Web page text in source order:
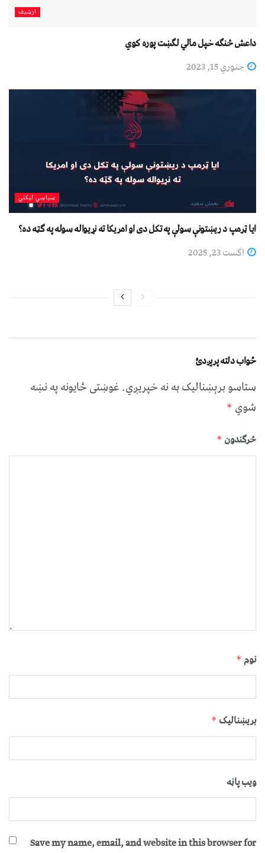
ارشیف
داعش څنګه خپل مالي لګښت پوره کوي
جنوري 15, 2023
سیاسي لیکني
ایا ټرمپ د ریښتونې سولې په تکل دی او امریکا ته نړیواله سوله په ګټه ده؟
اگست 23, 2025
ځواب دلته پرېږدئ
ستاسو برېښناليک به نه خپريږي.غوښتى ځایونه په نښه
شوي *
څرگندون *
نوم *
بریښنالیک *
ویب پاڼه
Save my name, email, and website in this browser for